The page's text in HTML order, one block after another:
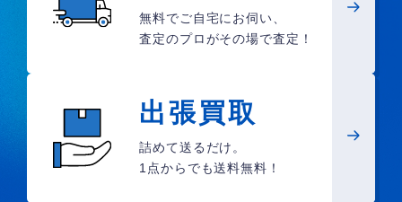
無料でご自宅にお伺い、
査定のプロがその場で査定！
出張買取
詰めて送るだけ。
1点からでも送料無料！